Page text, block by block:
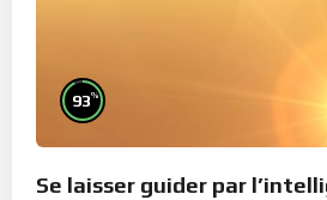
93%
Se laisser guider par